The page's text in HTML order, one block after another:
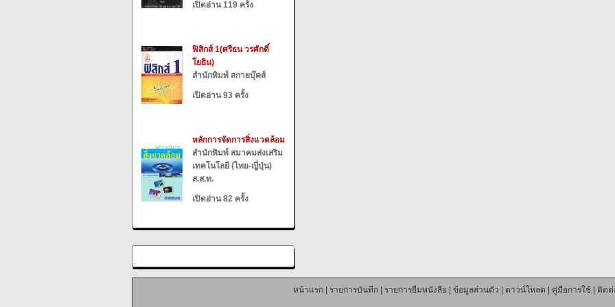
เปิดอ่าน 119 ครั้ง
ฟิสิกส์ 1(ศรีธน วรศักดิ์
โยธิน)
สำนักพิมพ์ สกายบุ๊คส์
เปิดอ่าน 93 ครั้ง
หลักการจัดการสิ่งแวดล้อม
สำนักพิมพ์ สมาคมส่งเสริม
เทคโนโลยี (ไทย-ญี่ปุ่น)
ส.ส.ท.
เปิดอ่าน 82 ครั้ง
หน้าแรก| รายการบันทึก| รายการยืมหนังสือ ข้อมูลส่วนตัว ดาวน์โหลด คู่มือการใช้| ติดต่